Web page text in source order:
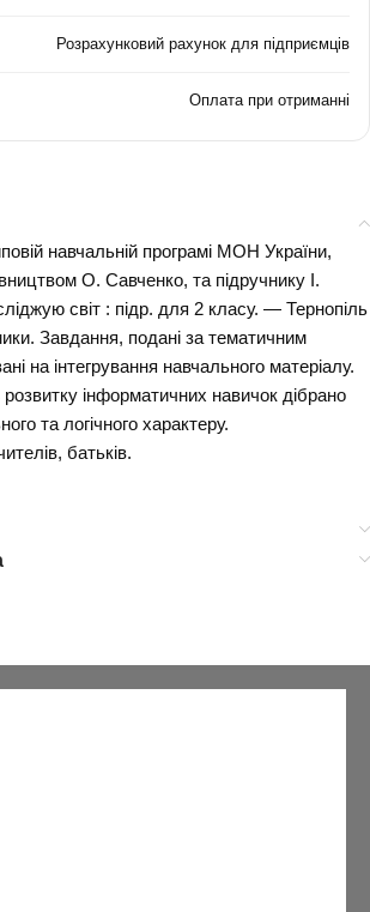
Розрахунковий рахунок для підприємців
Оплата при отриманні
навчальній програмі МОН України,
О. Савченко, та підручнику І.
світ : підр. для 2 класу. — Тернопіль
Завдання, подані за тематичним
на інтегрування навчального матеріалу.
інформатичних навичок дібрано
та логічного характеру.
батьків.